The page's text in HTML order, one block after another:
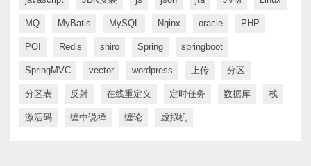
MQ MyBatis MySQL Nginx oracle PHP
POI Redis shiro Spring springboot
SpringMVC vector wordpress 上传 分区
分区表 反射 在线重定义 定时任务 数据库 栈
激活码 缠中说禅 缠论 虚拟机